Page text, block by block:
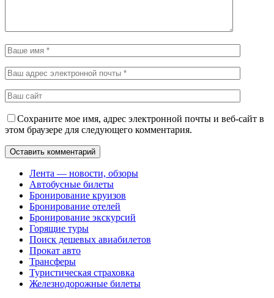
Сохраните мое имя, адрес электронной почты и веб-сайт в
этом браузере для следующего комментария.
Лента — новости, обзоры
Автобусные билеты
Бронирование круизов
Бронирование отелей
Бронирование экскурсий
Горящие туры
Поиск дешевых авиабилетов
Прокат авто
Трансферы
Туристическая страховка
Железнодорожные билеты